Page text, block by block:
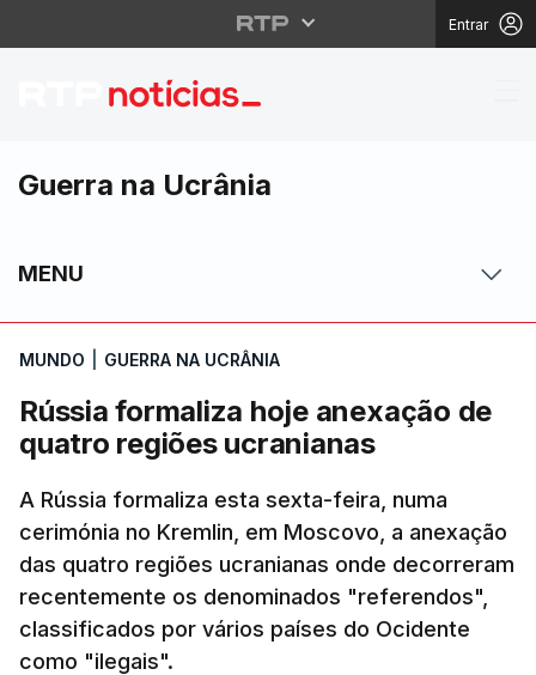
Entrar
Rússia formaliza hoje
Guerra na Ucrânia
MENU
MUNDO GUERRA NA UCRÂNIA
Rússia formaliza hoje anexação de
quatro regiões ucranianas
A Rússia formaliza esta sexta-feira, numa
cerimónia no Kremlin, em Moscovo, a anexação
das quatro regiões ucranianas onde decorreram
recentemente os denominados "referendos",
classificados por vários países do Ocidente
como "ilegais".